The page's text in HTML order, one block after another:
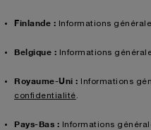
Finlande : Informations
Belgique : Informations
Royaume-Uni : Informations
confidentialité
Pays-Bas : Informations